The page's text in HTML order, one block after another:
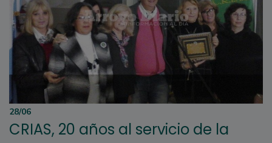
28/06
CRIAS, 20 años al servicio de la